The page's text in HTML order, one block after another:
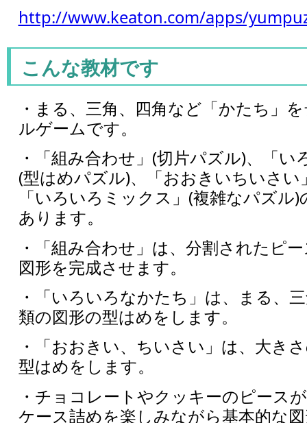
http://www.keaton.com/apps/
こんな教材です
・まる、三角、四角など「かたち」
ルゲームです。
・「組み合わせ」(切片パズル)、「
(型はめパズル)、「おおきいちいさい
「いろいろミックス」(複雑なパズル
あります。
・「組み合わせ」は、分割されたピ
図形を完成させます。
・「いろいろなかたち」は、まる、
類の図形の型はめをします。
・「おおきい、ちいさい」は、大き
型はめをします。
・チョコレートやクッキーのピース
ケース詰めを楽しみながら基本的な